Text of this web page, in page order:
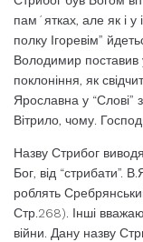
пам´ятках, але як і
полку Ігоревім”
Володимир поставив
поклоніння, як
Ярославна у “Слові”
Вітрило, чому.
Назву Стрибог
Бог, від “стрибати”.
роблять
Стр.268). Інші
війни. Дану назву